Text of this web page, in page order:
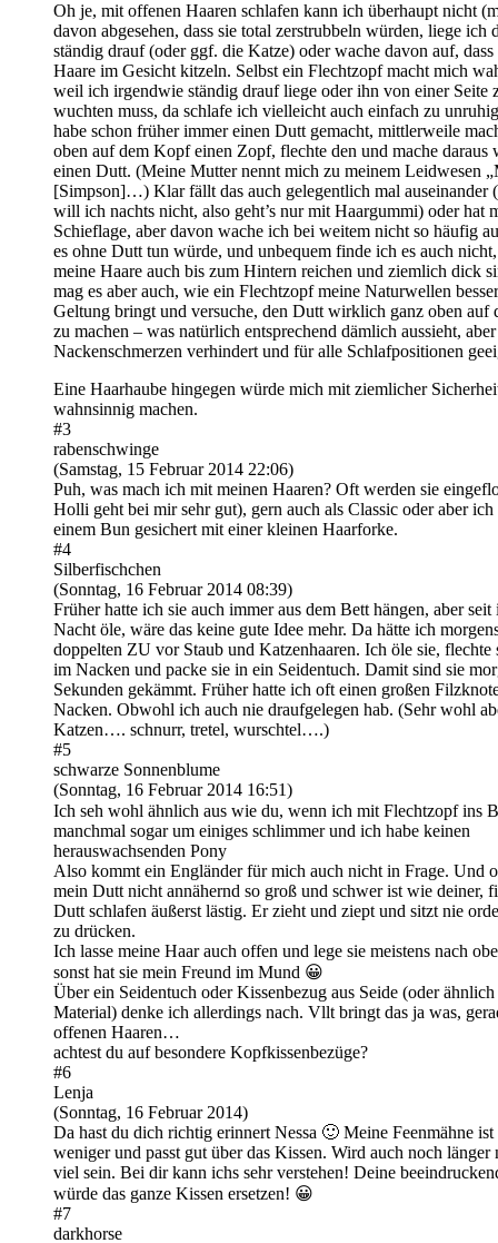
Oh je, mit offenen Haaren schlafen kann ich überhaupt nicht
davon abgesehen, dass sie total zerstrubbeln würden, liege ich
ständig drauf (oder ggf. die Katze) oder wache davon auf,
Haare im Gesicht kitzeln. Selbst ein Flechtzopf macht mich
weil ich irgendwie ständig drauf liege oder ihn von einer Seite
wuchten muss, da schlafe ich vielleicht auch einfach zu
habe schon früher immer einen Dutt gemacht, mittlerweile
oben auf dem Kopf einen Zopf, flechte den und mache daraus
einen Dutt. (Meine Mutter nennt mich zu meinem Leidwesen
[Simpson]…) Klar fällt das auch gelegentlich mal auseinander
will ich nachts nicht, also geht’s nur mit Haargummi) oder hat
Schieflage, aber davon wache ich bei weitem nicht so häufig
es ohne Dutt tun würde, und unbequem finde ich es auch
meine Haare auch bis zum Hintern reichen und ziemlich dick
mag es aber auch, wie ein Flechtzopf meine Naturwellen
Geltung bringt und versuche, den Dutt wirklich ganz oben auf
zu machen – was natürlich entsprechend dämlich aussieht,
Nackenschmerzen verhindert und für alle Schlafpositionen
Eine Haarhaube hingegen würde mich mit ziemlicher
wahnsinnig machen.
#3
rabenschwinge
(Samstag, 15 Februar 2014 22:06)
Puh, was mach ich mit meinen Haaren? Oft werden sie
Holli geht bei mir sehr gut), gern auch als Classic oder aber
einem Bun gesichert mit einer kleinen Haarforke.
#4
Silberfischchen
(Sonntag, 16 Februar 2014 08:39)
Früher hatte ich sie auch immer aus dem Bett hängen, aber seit
Nacht öle, wäre das keine gute Idee mehr. Da hätte ich
doppelten ZU vor Staub und Katzenhaaren. Ich öle sie, flechte
im Nacken und packe sie in ein Seidentuch. Damit sind sie
Sekunden gekämmt. Früher hatte ich oft einen großen
Nacken. Obwohl ich auch nie draufgelegen hab. (Sehr wohl
Katzen…. schnurr, tretel, wurschtel….)
#5
schwarze Sonnenblume
(Sonntag, 16 Februar 2014 16:51)
Ich seh wohl ähnlich aus wie du, wenn ich mit Flechtzopf ins
manchmal sogar um einiges schlimmer und ich habe keinen
herauswachsenden Pony
Also kommt ein Engländer für mich auch nicht in Frage. Und
mein Dutt nicht annähernd so groß und schwer ist wie deiner,
Dutt schlafen äußerst lästig. Er zieht und ziept und sitzt nie
zu drücken.
Ich lasse meine Haar auch offen und lege sie meistens nach
sonst hat sie mein Freund im Mund 😀
Über ein Seidentuch oder Kissenbezug aus Seide (oder
Material) denke ich allerdings nach. Vllt bringt das ja was,
offenen Haaren…
achtest du auf besondere Kopfkissenbezüge?
#6
Lenja
(Sonntag, 16 Februar 2014)
Da hast du dich richtig erinnert Nessa 🙂 Meine Feenmähne ist
weniger und passt gut über das Kissen. Wird auch noch länger
viel sein. Bei dir kann ichs sehr verstehen! Deine
würde das ganze Kissen ersetzen! 😀
#7
darkhorse